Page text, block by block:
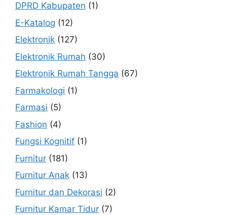
DPRD Kabupaten (1)
E-Katalog (12)
Elektronik (127)
Elektronik Rumah (30)
Elektronik Rumah Tangga (67)
Farmakologi (1)
Farmasi (5)
Fashion (4)
Fungsi Kognitif (1)
Furnitur (181)
Furnitur Anak (13)
Furnitur dan Dekorasi (2)
Furnitur Kamar Tidur (7)